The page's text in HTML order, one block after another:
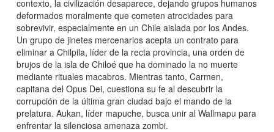
contexto, la civilización desaparece, dejando grupos humanos
deformados moralmente que cometen atrocidades para
sobrevivir, especialmente en un Chile aislada por los Andes.
Un grupo de jinetes mercenarios acepta un contrato para
eliminar a Chilpila, líder de la recta provincia, una orden de
brujos de la isla de Chiloé que ha dominado la no muerte
mediante rituales macabros. Mientras tanto, Carmen,
capitana del Opus Dei, cuestiona su fe al descubrir la
corrupción de la última gran ciudad bajo el mando de la
prelatura. Aukan, líder mapuche, busca unir al Wallmapu para
enfrentar la silenciosa amenaza zombi.